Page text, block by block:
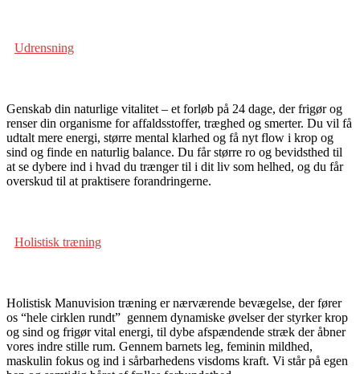
Udrensning
Genskab din naturlige vitalitet – et forløb på 24 dage, der frigør og
renser din organisme for affaldsstoffer, træghed og smerter. Du vil få
udtalt mere energi, større mental klarhed og få nyt flow i krop og
sind og finde en naturlig balance. Du får større ro og bevidsthed til
at se dybere ind i hvad du trænger til i dit liv som helhed, og du får
overskud til at praktisere forandringerne.
Holistisk træning
Holistisk Manuvision træning er nærværende bevægelse, der fører
os “hele cirklen rundt” gennem dynamiske øvelser der styrker krop
og sind og frigør vital energi, til dybe afspændende stræk der åbner
vores indre stille rum. Gennem barnets leg, feminin mildhed,
maskulin fokus og ind i sårbarhedens visdoms kraft. Vi står på egen